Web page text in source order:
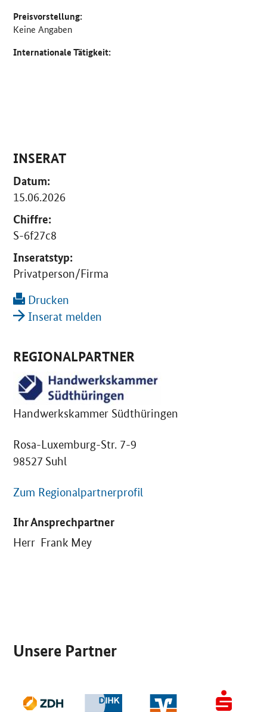
Preisvorstellung:
Keine Angaben
Internationale Tätigkeit:
INSERAT
Datum:
15.06.2026
Chiffre:
S-6f27c8
Inseratstyp:
Privatperson/Firma
Drucken
Inserat melden
REGIONALPARTNER
Handwerkskammer Südthüringen
Rosa-Luxemburg-Str. 7-9
98527 Suhl
Zum Regionalpartnerprofil
Ihr Ansprechpartner
Herr Frank Mey
Unsere Partner